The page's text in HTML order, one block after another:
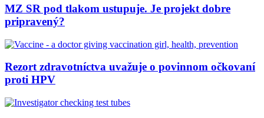
MZ SR pod tlakom ustupuje. Je projekt dobre
pripravený?
Rezort zdravotníctva uvažuje o povinnom očkovaní
proti HPV